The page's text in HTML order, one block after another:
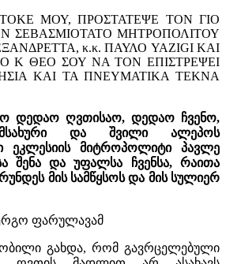
ΜΟΥ, ΠΡΟΣΤΑΤΕΨΕ ΤΟΝ ΓΙΟ
ΣΕΒΑΣΜΙΟΤΑΤΟ ΜΗΤΡΟΠΟΛΙΤΟΥ
κ.κ. ΠΑΥΛΟ YAZIGI ΚΑΙ
Κ ΘΕΟ ΣΟΥ ΝΑ ΤΟΝ ΕΠΙΣΤΡΕΨΕΙ
ΚΑΙ ΤΑ ΠΝΕΥΜΑΤΙΚΑ ΤΕΚΝΑ
დედაო ღვთისაო, დედაო ჩვენო,
და შვილი ალეპოს
ეკლესიის მიტროპოლიტი პავლე
შენა და უფალსა ჩვენსა, რაითა
მის სამწყსოს და მის სულიერ
ფარულავამ
გახდა, რომ გავრცელებული